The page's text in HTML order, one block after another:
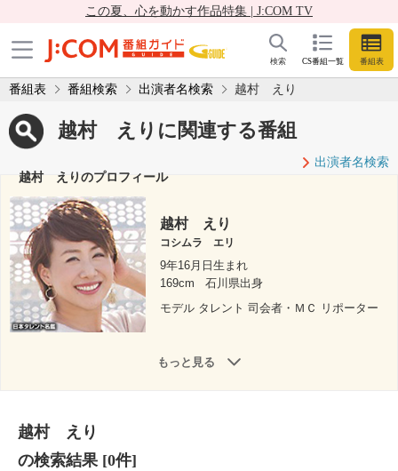
この夏、心を動かす作品特集 | J:COM TV
CS番組一覧 番組表
検索
番組表 番組検索 出演者名検索 越村 えり
越村 えりに関連する番組
出演者名検索
越村 えりのプロフィール
越村 えり
コシムラ エリ
9年16月日生まれ
169cm
石川県出身
モデル タレント 司会者・ＭＣ リポーター
もっと見る
越村 えり
の検索結果[0件]